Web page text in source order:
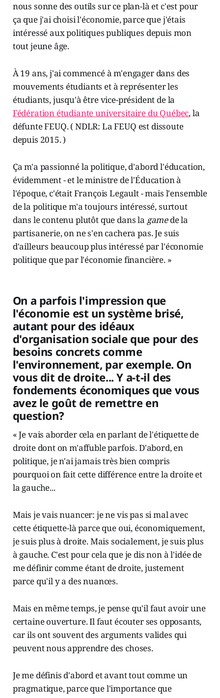
nous sonne des outils sur ce plan-là et c'est pour
ça que j'ai choisi l'économie, parce que j'étais
intéressé aux politiques publiques depuis mon
tout jeune âge.
À 19 ans, j'ai commencé à m'engager dans des
mouvements étudiants et à représenter les
étudiants, jusqu'à être vice-président de la
Fédération étudiante universitaire du Québec, la
défunte FEUQ. ( NDLR: La FEUQ est dissoute
depuis 2015. )
Ça m'a passionné la politique, d'abord l'éducation,
évidemment - et le ministre de l'Éducation à
l'époque, c'était François Legault - mais l'ensemble
de la politique m'a toujours intéressé, surtout
dans le contenu plutôt que dans la gamede la
partisanerie, on ne s'en cachera pas. Je suis
d'ailleurs beaucoup plus intéressé par l'économie
politique que par l'économie financière. »
On a parfois l'impression que
l'économie est un système brisé,
autant pour des idéaux
d'organisation sociale que pour des
besoins concrets comme
l'environnement, par exemple. On
vous dit de droite... Y a-t-il des
fondements économiques que vous
avez le goût de remettre en
question?
« Je vais aborder cela en parlant de l'étiquette de
droite dont on m'affuble parfois. D'abord, en
politique, je n'ai jamais très bien compris
pourquoi on fait cette différence entre la droite et
la gauche...
Mais je vais nuancer: je ne vis pas si mal avec
cette étiquette-là parce que oui, économiquement,
je suis plus à droite. Mais socialement, je suis plus
à gauche. C'est pour cela que je dis non à l'idée de
me définir comme étant de droite, justement
parce qu'il y a des nuances.
Mais en même temps, je pense qu'il faut avoir une
certaine ouverture. Il faut écouter ses opposants,
car ils ont souvent des arguments valides qui
peuvent nous apprendre des choses.
Je me définis d'abord et avant tout comme un
pragmatique, parce que l'importance que